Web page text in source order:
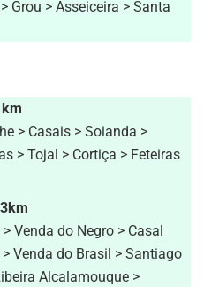
Grou > Asseiceira > Santa
> Casais > Soianda >
> Tojal > Cortiça > Feteiras
Venda do Negro > Casal
Venda do Brasil > Santiago
Alcalamouque >